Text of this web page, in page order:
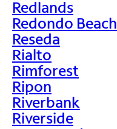
Redlands
Redondo Beach
Reseda
Rialto
Rimforest
Ripon
Riverbank
Riverside